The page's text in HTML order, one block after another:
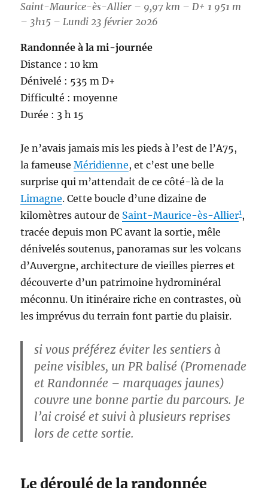
Saint-Maurice-ès-Allier – 9,97 km – D+ 1 951 m
– 3h15 – Lundi 23 février 2026
Randonnée à la mi-journée
Distance : 10 km
Dénivelé : 535 m D+
Difficulté : moyenne
Durée : 3 h 15
Je n’avais jamais mis les pieds à l’est de l’A75,
la fameuseMéridienne, et c’est une belle
surprise qui m’attendait de ce côté-là de la
Limagne. Cette boucle d’une dizaine de
kilomètres autour de Saint-Maurice-ès-Allier1,
tracée depuis mon PC avant la sortie, mêle
dénivelés soutenus, panoramas sur les volcans
d’Auvergne, architecture de vieilles pierres et
découverte d’un patrimoine hydrominéral
méconnu. Un itinéraire riche en contrastes, où
les imprévus du terrain font partie du plaisir.
si vous préférez éviter les sentiers à
peine visibles, un PR balisé (Promenade
et Randonnée – marquages jaunes)
couvre une bonne partie du parcours. Je
l’ai croisé et suivi à plusieurs reprises
lors de cette sortie.
Le déroulé de la randonnée